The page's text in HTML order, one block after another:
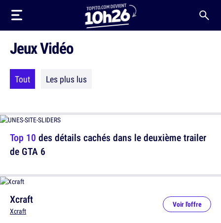
Jeux Vidéo
Tout Les plus lus
Top 10 des détails cachés dans le deuxième trailer
de GTA 6
Xcraft
Xcraft
Voir l'offre